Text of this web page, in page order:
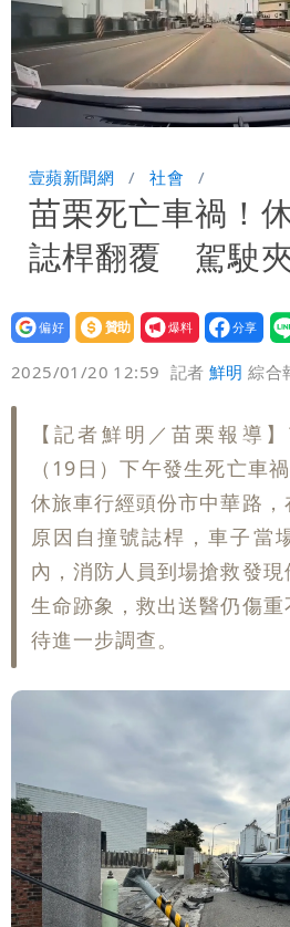
Unmute Loaded:
100.00%
壹蘋新聞網 社會
苗栗死亡車禍！
誌桿翻覆 駕駛
設為
贊助
我要
爆料
2025/01/20 12:59 記者鮮明 綜合
【記者鮮明／苗栗報導
（19日）下午發生死亡車
休旅車行經頭份市中華路
原因自撞號誌桿，車子當
內，消防人員到場搶救發
生命跡象，救出送醫仍傷
待進一步調查。